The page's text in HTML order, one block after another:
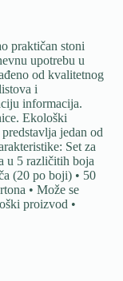
praktičan stoni
upotrebu u
od kvalitetnog
i
informacija.
Ekološki
jedan od
Set za
u 5 različitih boja
(20 po boji) • 50
• Može se
proizvod •